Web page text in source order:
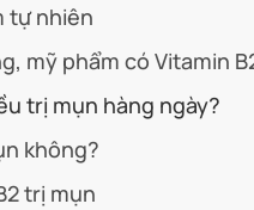
tự nhiên
mỹ phẩm có Vitamin
trị mụn hàng ngày?
không?
trị mụn